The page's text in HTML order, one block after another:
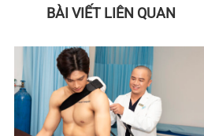
BÀI VIẾT LIÊN QUAN